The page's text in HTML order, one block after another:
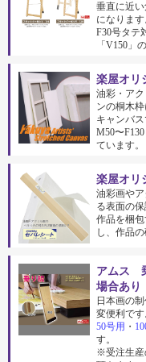
垂直に近
になります
F30号タテ
「V150」
楽屋オリ
油彩・ア
ンの桐木
キャンバス
M50〜
ています。
楽屋オリ
油彩画や
る表面の保
作品を梱
し、作品の
アムス
場合あり
日本画の
変便利です
50号用 ・
す。
※受注生産